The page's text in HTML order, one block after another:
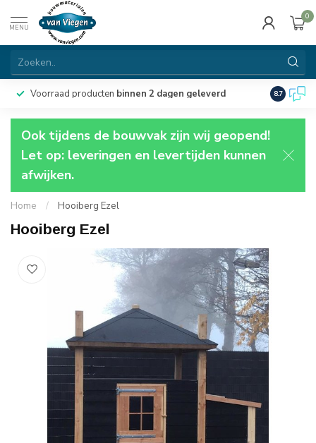
MENU
0
Voorraad producten binnen 2 dagen geleverd 8.7
Ook tijdens de bouwvak zijn wij geopend!
Let op: leveringen en levertijden kunnen
afwijken.
Home / Hooiberg Ezel
Hooiberg Ezel